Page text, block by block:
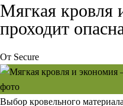
Мягкая кровля
проходит
От Secure
Выбор кровельного